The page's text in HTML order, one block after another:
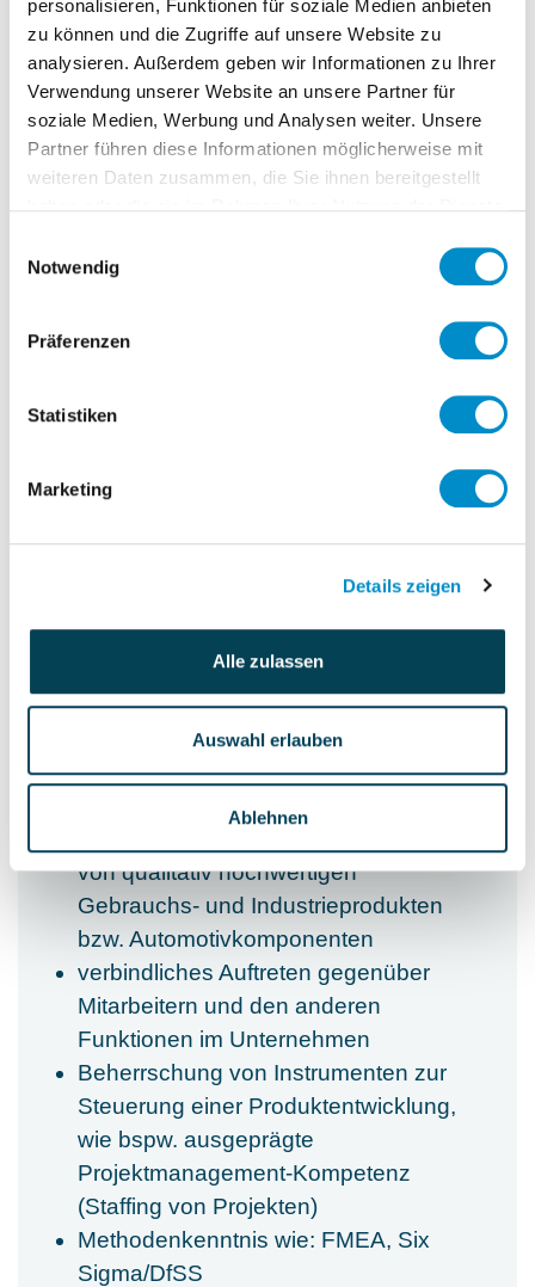
personalisieren, Funktionen für soziale Medien anbieten
zu können und die Zugriffe auf unsere Website zu
analysieren. Außerdem geben wir Informationen zu Ihrer
Verwendung unserer Website an unsere Partner für
soziale Medien, Werbung und Analysen weiter. Unsere
Partner führen diese Informationen möglicherweise mit
weiteren Daten zusammen, die Sie ihnen bereitgestellt
Notwendig
Präferenzen
Statistiken
Marketing
Details zeigen
Alle zulassen
Auswahl erlauben
Ablehnen
Testabteilung
Koordination dezentraler
Entwicklungsstandorte
Gewähleistung der Einhaltung
internationaler Qualitätsnormen und
Industriestandards
Produkte
Personnel accountability
Budget accountability
Requirements & Expertise
fundierte Führungserfahrung im
von qualitativ hochwertigen
Gebrauchs- und Industrieprodukten
bzw. Automotivkomponenten
verbindliches Auftreten gegenüber
Mitarbeitern und den anderen
Funktionen im Unternehmen
Beherrschung von Instrumenten zur
Steuerung einer Produktentwicklung,
wie bspw. ausgeprägte
Projektmanagement-Kompetenz
(Staffing von Projekten)
Methodenkenntnis wie: FMEA, Six
Sigma/DfSS